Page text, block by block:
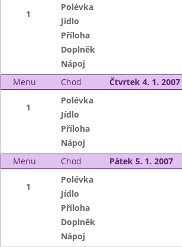
1
Polévka
Jídlo
Příloha
Doplněk
Nápoj
Menu
Chod Čtvrtek 4. 1. 2007
1
Polévka
Jídlo
Příloha
Nápoj
Menu
Chod Pátek 5. 1. 2007
1
Polévka
Jídlo
Příloha
Doplněk
Nápoj